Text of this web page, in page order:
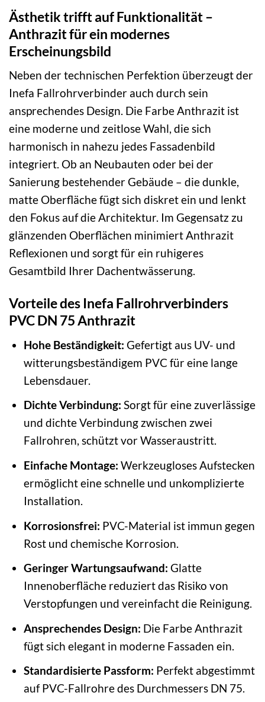
Ästhetik trifft auf Funktionalität –
Anthrazit für ein modernes
Erscheinungsbild
Neben der technischen Perfektion überzeugt der
Inefa Fallrohrverbinder auch durch sein
ansprechendes Design. Die Farbe Anthrazit ist
eine moderne und zeitlose Wahl, die sich
harmonisch in nahezu jedes Fassadenbild
integriert. Ob an Neubauten oder bei der
Sanierung bestehender Gebäude – die dunkle,
matte Oberfläche fügt sich diskret ein und lenkt
den Fokus auf die Architektur. Im Gegensatz zu
glänzenden Oberflächen minimiert Anthrazit
Reflexionen und sorgt für ein ruhigeres
Gesamtbild Ihrer Dachentwässerung.
Vorteile des Inefa Fallrohrverbinders
PVC DN 75 Anthrazit
Hohe Beständigkeit: Gefertigt aus UV- und
witterungsbeständigem PVC für eine lange
Lebensdauer.
Dichte Verbindung: Sorgt für eine zuverlässige
und dichte Verbindung zwischen zwei
Fallrohren, schützt vor Wasseraustritt.
Einfache Montage: Werkzeugloses Aufstecken
ermöglicht eine schnelle und unkomplizierte
Installation.
Korrosionsfrei: PVC-Material ist immun gegen
Rost und chemische Korrosion.
Geringer Wartungsaufwand: Glatte
Innenoberfläche reduziert das Risiko von
Verstopfungen und vereinfacht die Reinigung.
Ansprechendes Design: Die Farbe Anthrazit
fügt sich elegant in moderne Fassaden ein.
Standardisierte Passform: Perfekt abgestimmt
auf PVC-Fallrohre des Durchmessers DN 75.